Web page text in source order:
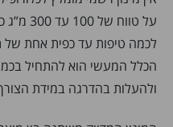
על
לכמה טיפות עד כפית אחת של
הכלל המעשי הוא להתחיל
ולהעלות בהדרגה במידת